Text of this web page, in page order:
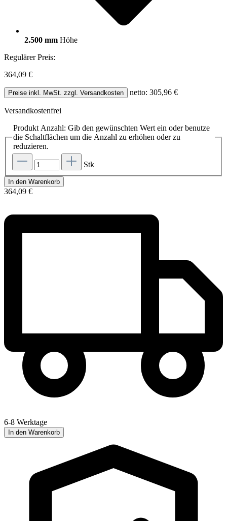
2.500 mm Höhe
Regulärer Preis:
364,09 €
Preise inkl. MwSt. zzgl. Versandkosten netto: 305,96 €
Versandkostenfrei
Produkt Anzahl: Gib den gewünschten Wert ein oder benutze
die Schaltflächen um die Anzahl zu erhöhen oder zu
reduzieren.
Stk
In den Warenkorb
364,09 €
6-8 Werktage
In den Warenkorb